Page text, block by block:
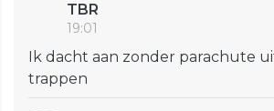
TBR
19:01
Ik dacht aan zonder parachute
trappen